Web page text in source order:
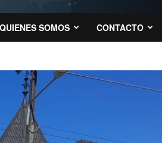
QUIENES SOMOS CONTACTO